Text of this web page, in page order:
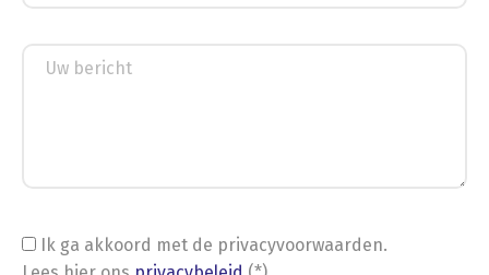
Ik ga akkoord met de privacyvoorwaarden.